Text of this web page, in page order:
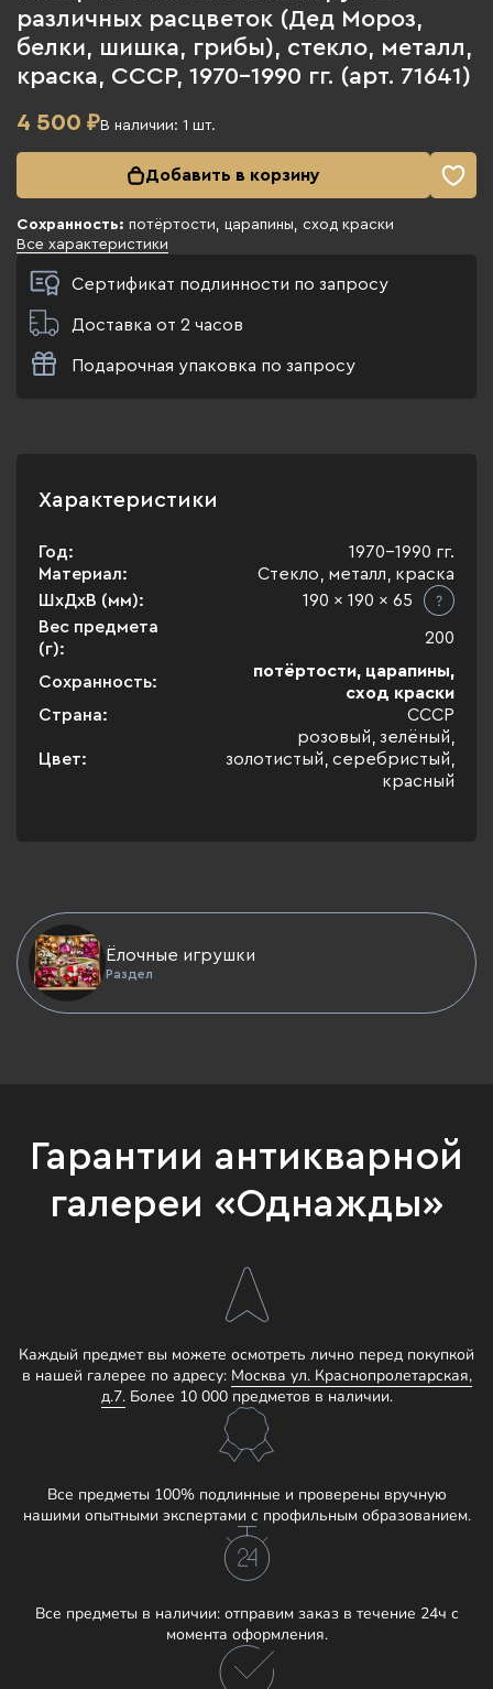
различных расцветок (Дед Мороз,
белки, шишка, грибы), стекло, металл,
краска, СССР, 1970-1990 гг. (арт. 71641)
4 500 ₽В наличии: 1 шт.
Добавить в корзину
Сохранность: потёртости, царапины, сход краски
Все характеристики
Сертификат подлинности по запросу
Доставка от 2 часов
Подарочная упаковка по запросу
Характеристики
Год:
1970-1990 гг.
Материал:
Стекло, металл, краска
ШхДхВ (мм):
190 x 190 x 65
Вес предмета
(г):
200
Сохранность:
потёртости, царапины,
сход краски
Страна:
СССР
Цвет:
розовый, зелёный,
золотистый, серебристый,
красный
Ёлочные игрушки
Раздел
Гарантии антикварной
галереи «Однажды»
Каждый предмет вы можете осмотреть лично перед покупкой
в нашей галерее по адресу: Москва ул. Краснопролетарская,
д.7.Более 10 000 предметов в наличии.
Все предметы 100% подлинные и проверены вручную
нашими опытными экспертами с профильным образованием.
Все предметы в наличии: отправим заказ в течение 24ч с
момента оформления.